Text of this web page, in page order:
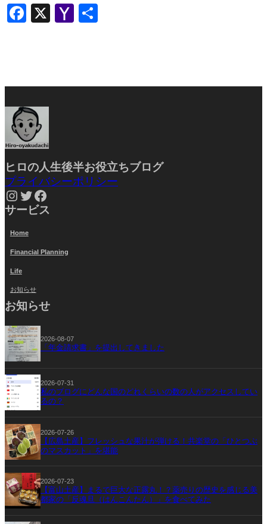
Facebook
X
Yahoo
ヒロの人生後半お役立ちブログ
プライバシーポリシー
Instagram Twitter Facebook
サービス
Home
Financial Planning
Life
お知らせ
お知らせ
2026-08-07
「年金請求書」を提出してきました
2026-07-31
私のブログにどんな国のどれくらいの数の人がアクセスしてい
るの？
2026-07-26
【広島土産】フレッシュな果汁が弾ける！共楽堂の「ひとつぶ
のマスカット」を堪能
2026-07-23
【富山土産】まるで巨大な正露丸！？薬売りの歴史を感じる美
都家の「反魂旦（はんこんたん）」を食べてみた